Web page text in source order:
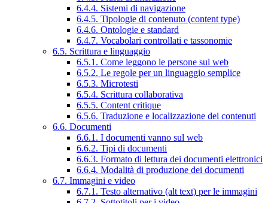
6.4.4. Sistemi di navigazione
6.4.5. Tipologie di contenuto (content type)
6.4.6. Ontologie e standard
6.4.7. Vocabolari controllati e tassonomie
6.5. Scrittura e linguaggio
6.5.1. Come leggono le persone sul web
6.5.2. Le regole per un linguaggio semplice
6.5.3. Microtesti
6.5.4. Scrittura collaborativa
6.5.5. Content critique
6.5.6. Traduzione e localizzazione dei contenuti
6.6. Documenti
6.6.1. I documenti vanno sul web
6.6.2. Tipi di documenti
6.6.3. Formato di lettura dei documenti elettronici
6.6.4. Modalità di produzione dei documenti
6.7. Immagini e video
6.7.1. Testo alternativo (alt text) per le immagini